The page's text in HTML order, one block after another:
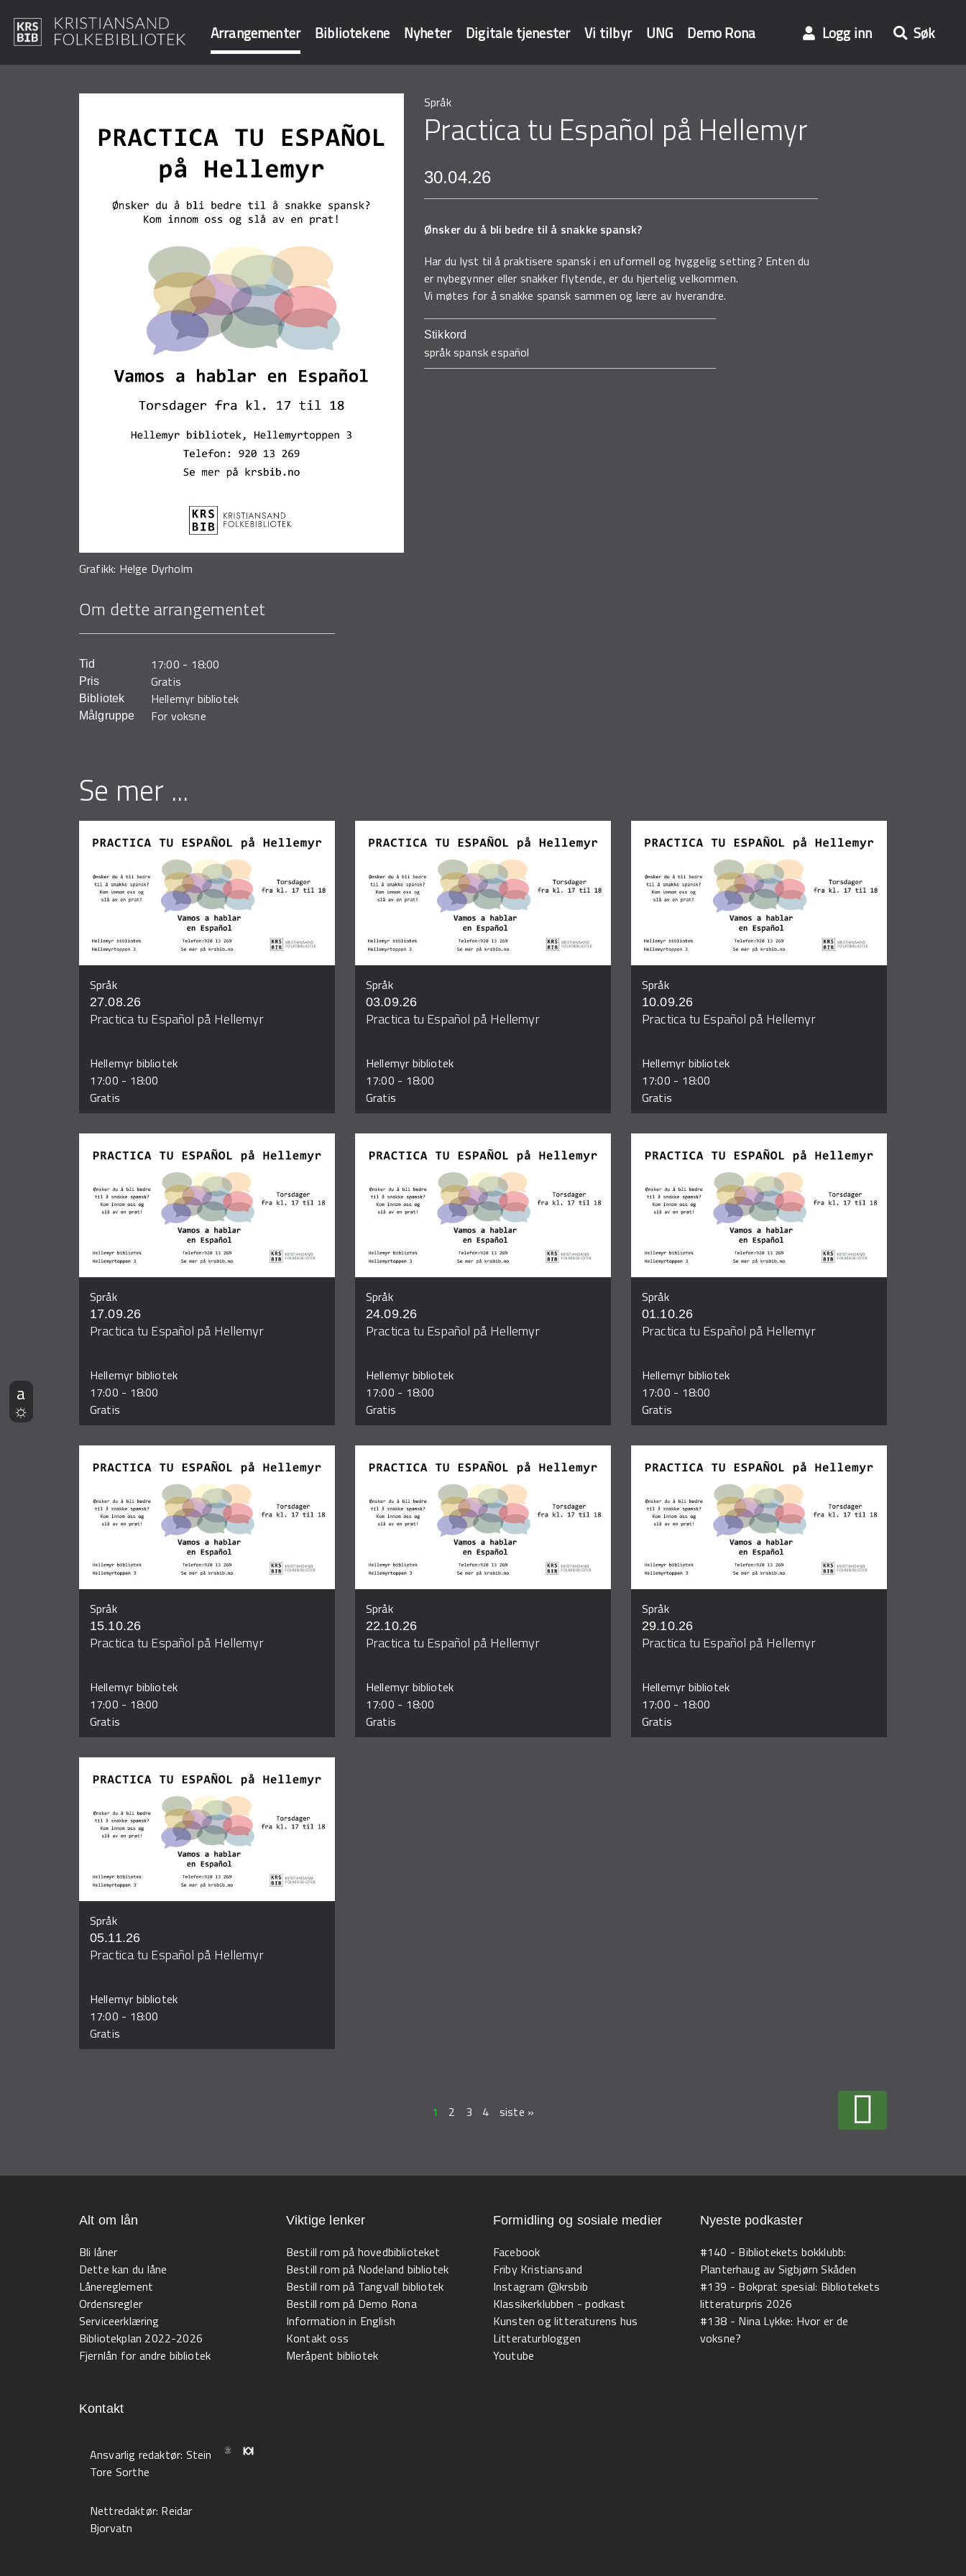
Arrangementer Bibliotekene Nyheter Digitale tjenester Vi tilbyr UNG Demo Rona Logg inn Søk
Grafikk: Helge Dyrholm
Om dette arrangementet
Tid 17:00 - 18:00
Pris Gratis
Bibliotek Hellemyr bibliotek
Målgruppe For voksne
Språk
Practica tu Español på Hellemyr
30.04.26
Ønsker du å bli bedre til å snakke spansk?
Har du lyst til å praktisere spansk i en uformell og hyggelig setting? Enten du
er nybegynner eller snakker flytende, er du hjertelig velkommen.
Vi møtes for å snakke spansk sammen og lære av hverandre.
Stikkord
språk spansk español
Se mer ...
Språk
27.08.26
Practica tu Español på Hellemyr
Hellemyr bibliotek
17:00 - 18:00
Gratis
Språk
03.09.26
Practica tu Español på Hellemyr
Hellemyr bibliotek
17:00 - 18:00
Gratis
Språk
10.09.26
Practica tu Español på Hellemyr
Hellemyr bibliotek
17:00 - 18:00
Gratis
Språk
17.09.26
Practica tu Español på Hellemyr
Hellemyr bibliotek
17:00 - 18:00
Gratis
Språk
24.09.26
Practica tu Español på Hellemyr
Hellemyr bibliotek
17:00 - 18:00
Gratis
Språk
01.10.26
Practica tu Español på Hellemyr
Hellemyr bibliotek
17:00 - 18:00
Gratis
Språk
15.10.26
Practica tu Español på Hellemyr
Hellemyr bibliotek
17:00 - 18:00
Gratis
Språk
22.10.26
Practica tu Español på Hellemyr
Hellemyr bibliotek
17:00 - 18:00
Gratis
Språk
29.10.26
Practica tu Español på Hellemyr
Hellemyr bibliotek
17:00 - 18:00
Gratis
Språk
05.11.26
Practica tu Español på Hellemyr
Hellemyr bibliotek
17:00 - 18:00
Gratis
Sider
1 2 3 4 siste »
Alt om lån
Bli låner
Dette kan du låne
Lånereglement
Ordensregler
Serviceerklæring
Bibliotekplan 2022-2026
Fjernlån for andre bibliotek
Viktige lenker
Bestill rom på hovedbiblioteket
Bestill rom på Nodeland bibliotek
Bestill rom på Tangvall bibliotek
Bestill rom på Demo Rona
Information in English
Kontakt oss
Meråpent bibliotek
Formidling og sosiale medier
Facebook
Friby Kristiansand
Instagram @krsbib
Klassikerklubben - podkast
Kunsten og litteraturens hus
Litteraturbloggen
Youtube
Nyeste podkaster
#140 - Bibliotekets bokklubb:
Planterhaug av Sigbjørn Skåden
#139 - Bokprat spesial: Bibliotekets
litteraturpris 2026
#138 - Nina Lykke: Hvor er de
voksne?
Kontakt
Ansvarlig redaktør: Stein
Tore Sorthe
Nettredaktør: Reidar
Bjorvatn